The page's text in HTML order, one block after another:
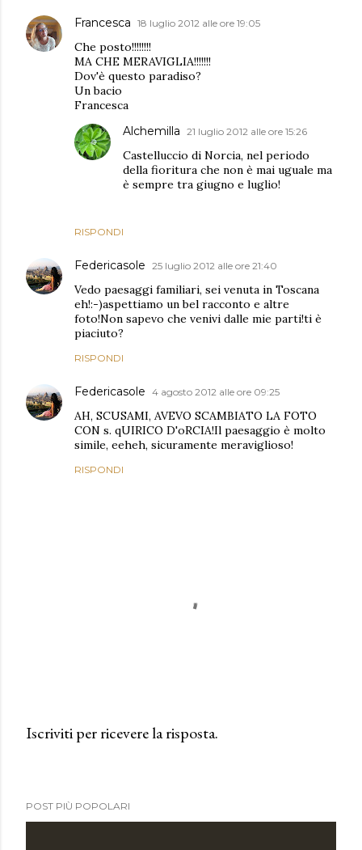
Francesca 18 luglio 2012 alle ore 19:05
Che posto!!!!!!!!
MA CHE MERAVIGLIA!!!!!!!
Dov'è questo paradiso?
Un bacio
Francesca
RISPONDI
Alchemilla 21 luglio 2012 alle ore 15:26
Castelluccio di Norcia, nel periodo
della fioritura che non è mai uguale ma
è sempre tra giugno e luglio!
Federicasole 25 luglio 2012 alle ore 21:40
Vedo paesaggi familiari, sei venuta in Toscana
eh!:-)aspettiamo un bel racconto e altre
foto!Non sapevo che venivi dalle mie parti!ti è
piaciuto?
RISPONDI
Federicasole 4 agosto 2012 alle ore 09:25
AH, SCUSAMI, AVEVO SCAMBIATO LA FOTO
CON s. qUIRICO D'oRCIA!Il paesaggio è molto
simile, eeheh, sicuramente meraviglioso!
RISPONDI
t
Iscriviti per ricevere la risposta.
POST PIÙ POPOLARI